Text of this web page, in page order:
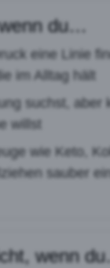
du…
eine Linie
im Alltag hält
suchst, aber
willst
wie Keto,
sauber
wenn